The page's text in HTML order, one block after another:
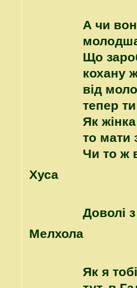
А чи
Що
кохану
від
тепер
Як
то мати
Чи то ж
Хуса
Доволі
Mелхола
Як я